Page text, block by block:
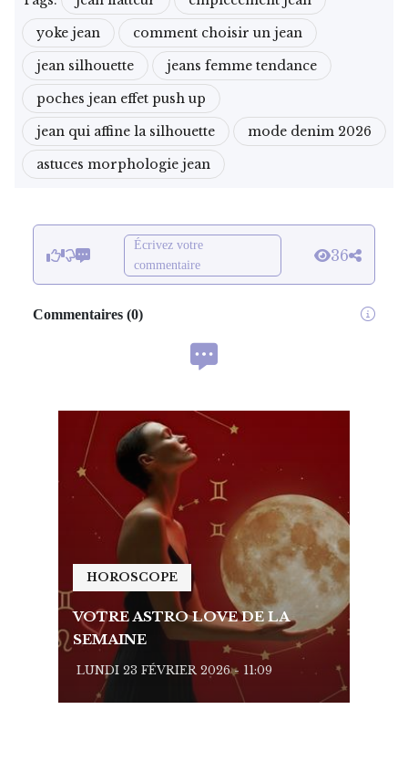
yoke jean
comment choisir un jean
jean silhouette
jeans femme tendance
poches jean effet push up
jean qui affine la silhouette
mode denim 2026
astuces morphologie jean
Écrivez votre
commentaire
36
Commentaires (0)
HOROSCOPE
VOTRE ASTRO LOVE DE LA
SEMAINE
LUNDI 23 FÉVRIER 2026 - 11:09